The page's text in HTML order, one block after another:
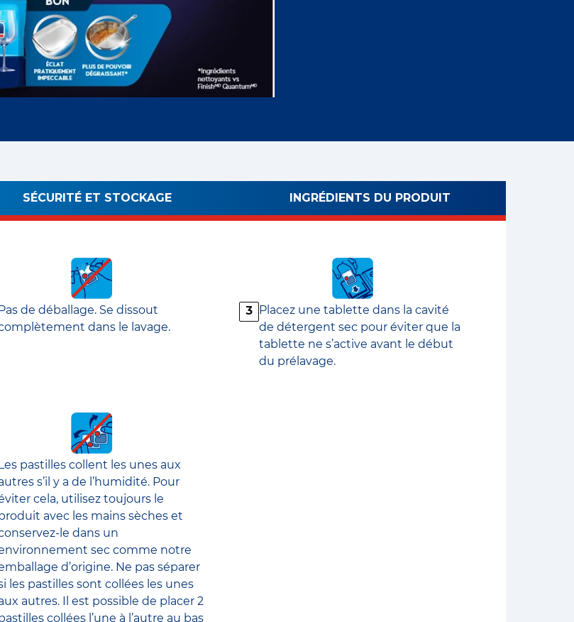
SÉCURITÉ ET STOCKAGE INGRÉDIENTS DU PRODUIT
de déballage. Se dissout
dans le lavage.
3 Placez une tablette dans la cavité
de détergent sec pour éviter que la
tablette ne s’active avant le début
du prélavage.
pastilles collent les unes aux
s’il y a de l’humidité. Pour
cela, utilisez toujours le
avec les mains sèches et
le dans un
sec comme notre
d’origine. Ne pas séparer
les pastilles sont collées les unes
autres. Il est possible de placer 2
collées l’une à l’autre au bas